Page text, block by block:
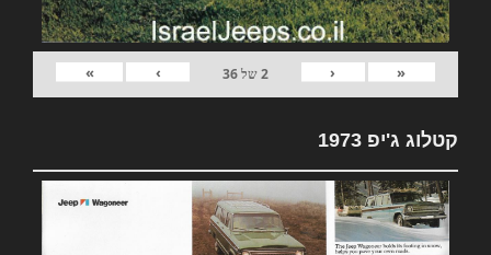
«
‹
2של36
›
»
קטלוג ג'יפ 1973